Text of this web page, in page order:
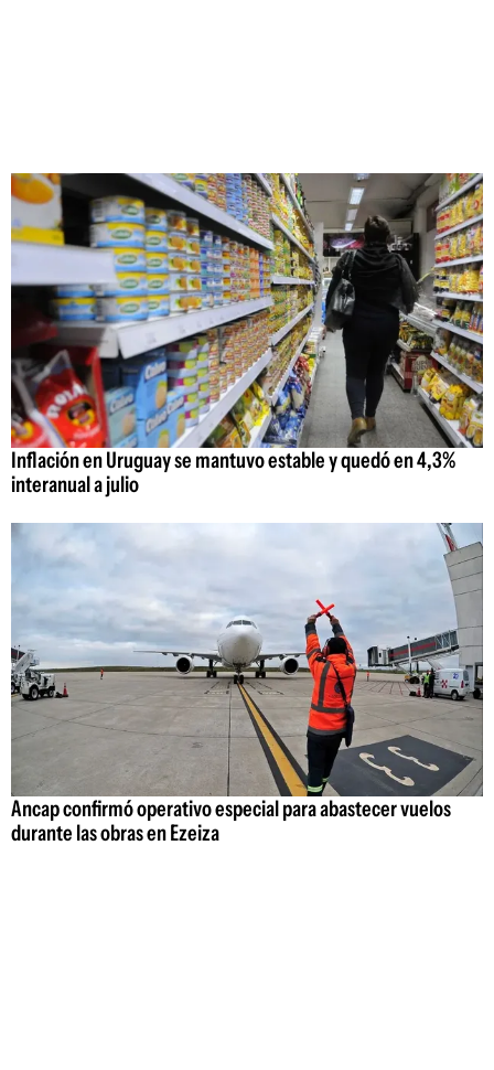
Inflación en Uruguay se mantuvo estable y quedó en 4,3%
interanual a julio
Ancap confirmó operativo especial para abastecer vuelos
durante las obras en Ezeiza